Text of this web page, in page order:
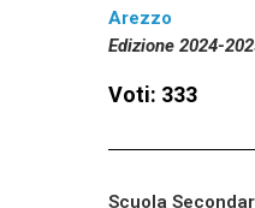
Arezzo
Edizione 2024-
Voti: 333
Scuola